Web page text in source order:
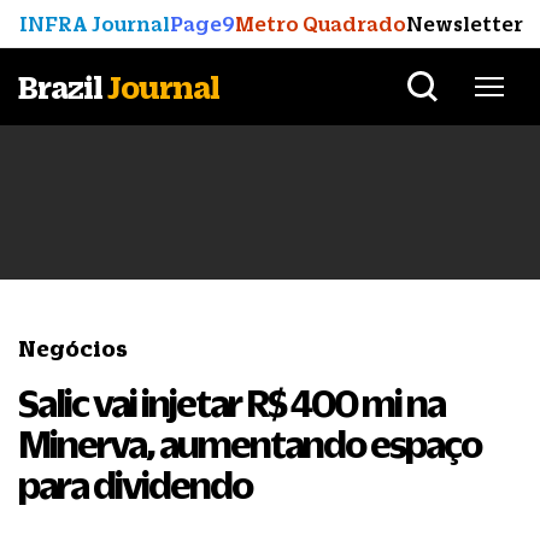
INFRA JournalPage9Metro QuadradoNewsletter
BrazilJournal
Negócios
Salic vai injetar R$ 400 mi na
Minerva, aumentando espaço
para dividendo